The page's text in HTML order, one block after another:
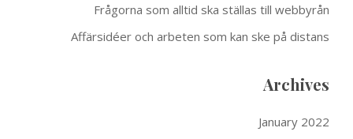
Frågorna som alltid ska ställas till webbyrån
Affärsidéer och arbeten som kan ske på distans
Archives
January 2022